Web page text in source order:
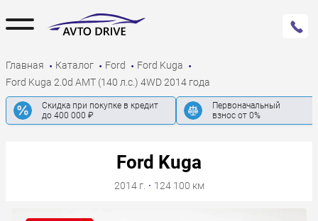
Главная Каталог Ford
Ford Kuga
Ford Kuga 2.0d AMT (140 л.с.) 4WD 2014 года
Скидка при покупке в кредит
до 400 000 ₽
Первоначальный
взнос от 0%
Ford Kuga
2014 г. · 124 100 км